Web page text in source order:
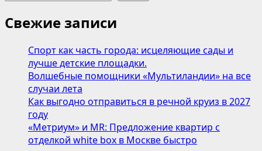
№
727,
СЗ
«Стадион
«Спартак»,
начала
сотрудничество
Академией
«Спартак»
Свежие записи
Спорт как часть города: исцеляющие сады и
лучше детские площадки.
Волшебные помощники «Мультиландии» на все
случаи лета
Как выгодно отправиться в речной круиз в 2027
году
«Метриум» и MR: Предложение квартир с
отделкой white box в Москве быстро